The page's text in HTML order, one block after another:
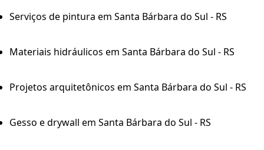
Serviços de pintura em Santa Bárbara do Sul - RS
Materiais hidráulicos em Santa Bárbara do Sul - RS
Projetos arquitetônicos em Santa Bárbara do Sul - RS
Gesso e drywall em Santa Bárbara do Sul - RS